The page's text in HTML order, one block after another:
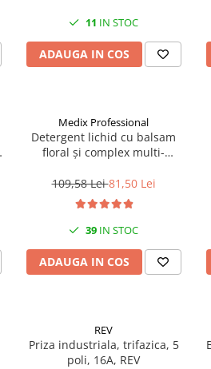
11 IN STOC
ADAUGA IN COS
Medix Professional
Detergent lichid cu balsam
floral și complex multi-
Professional
109,58 Lei81,50 Lei
39 IN STOC
ADAUGA IN COS
REV
Priza industriala, trifazica, 5
poli, 16A, REV